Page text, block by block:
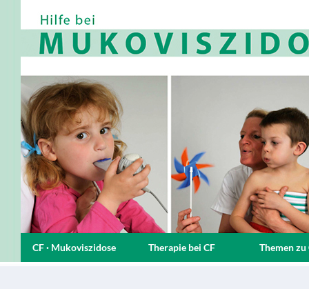
CF · Mukoviszidose Therapie bei CF Themen zu